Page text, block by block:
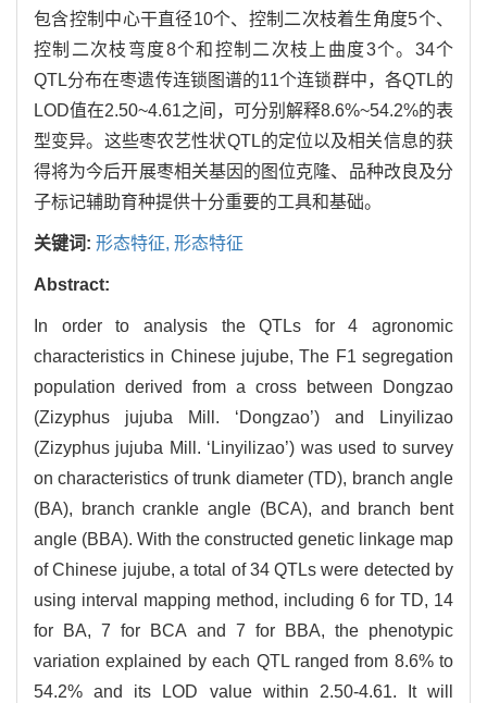
包含控制中心干直径10个、控制二次枝着生角度5个、
控制二次枝弯度8个和控制二次枝上曲度3个。34个
QTL分布在枣遗传连锁图谱的11个连锁群中，各QTL的
LOD值在2.50~4.61之间，可分别解释8.6%~54.2%的表
型变异。这些枣农艺性状QTL的定位以及相关信息的获
得将为今后开展枣相关基因的图位克隆、品种改良及分
子标记辅助育种提供十分重要的工具和基础。
关键词: 形态特征, 形态特征
Abstract:
In order to analysis the QTLs for 4 agronomic
characteristics in Chinese jujube, The F1 segregation
population derived from a cross between Dongzao
(Zizyphus jujuba Mill. ‘Dongzao’) and Linyilizao
(Zizyphus jujuba Mill. ‘Linyilizao’) was used to survey
on characteristics of trunk diameter (TD), branch angle
(BA), branch crankle angle (BCA), and branch bent
angle (BBA). With the constructed genetic linkage map
of Chinese jujube, a total of 34 QTLs were detected by
using interval mapping method, including 6 for TD, 14
for BA, 7 for BCA and 7 for BBA, the phenotypic
variation explained by each QTL ranged from 8.6% to
54.2% and its LOD value within 2.50-4.61. It will